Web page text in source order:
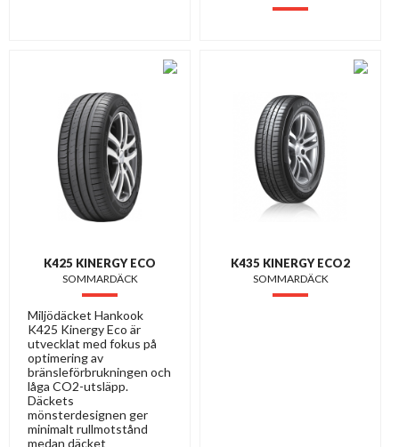
K425 KINERGY ECO
SOMMARDÄCK
Miljödäcket Hankook
K425 Kinergy Eco är
utvecklat med fokus på
optimering av
bränsleförbrukningen och
låga CO2-utsläpp.
Däckets
mönsterdesignen ger
minimalt rullmotstånd
medan däcket
K435 KINERGY ECO2
SOMMARDÄCK